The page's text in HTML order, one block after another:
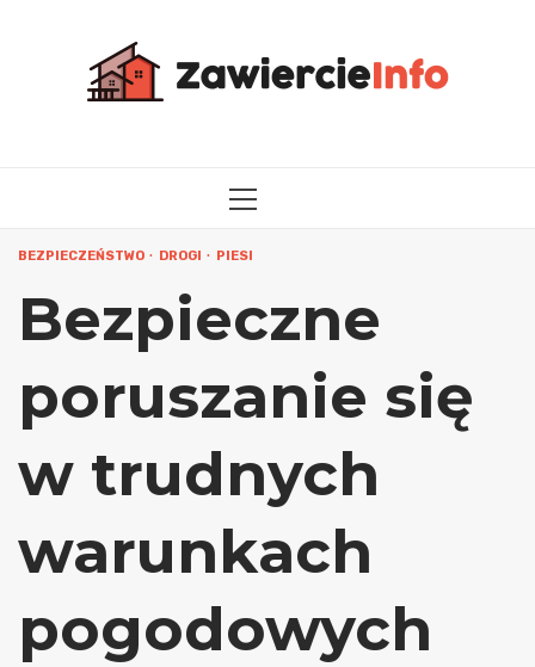
MENU
BEZPIECZEŃSTWO DROGI PIESI
Bezpieczne
poruszanie się
w trudnych
warunkach
pogodowych